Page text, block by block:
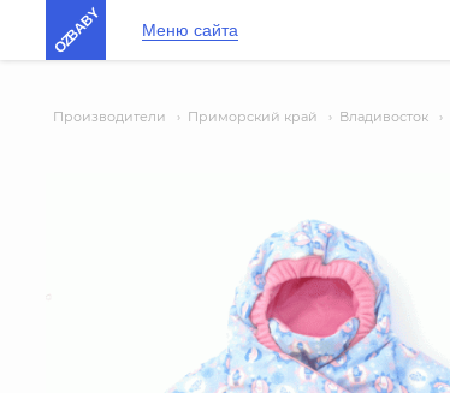
OZBABY Меню сайта
Производители › Приморский край › Владивосток ›